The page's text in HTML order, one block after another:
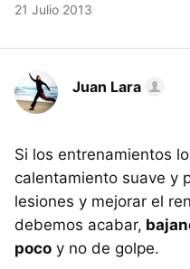
21 Julio 2013
Juan Lara
Si los entrenamientos
calentamiento suave y
lesiones y mejorar el
debemos acabar,
poco y no de golpe.